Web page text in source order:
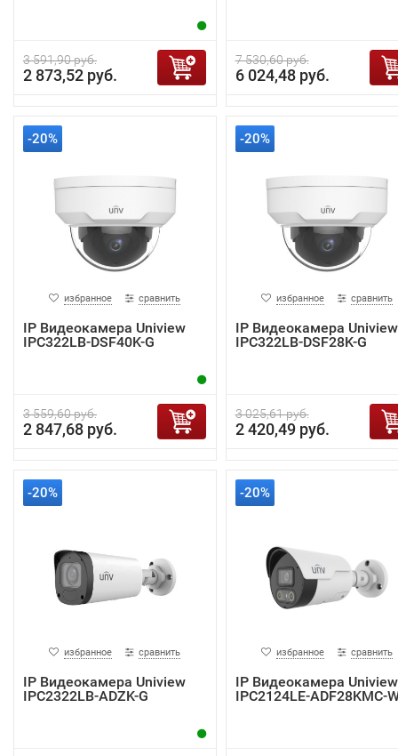
3 591,90 руб.
2 873,52 руб.
7 530,60 руб.
6 024,48 руб.
-20%
избранное сравнить
IP Видеокамера Uniview
IPC322LB-DSF40K-G
3 559,60 руб.
2 847,68 руб.
-20%
избранное сравнить
IP Видеокамера Uniview
IPC322LB-DSF28K-G
3 025,61 руб.
2 420,49 руб.
-20%
избранное сравнить
IP Видеокамера Uniview
IPC2322LB-ADZK-G
-20%
избранное сравнить
IP Видеокамера Uniview
IPC2124LE-ADF28KMC-